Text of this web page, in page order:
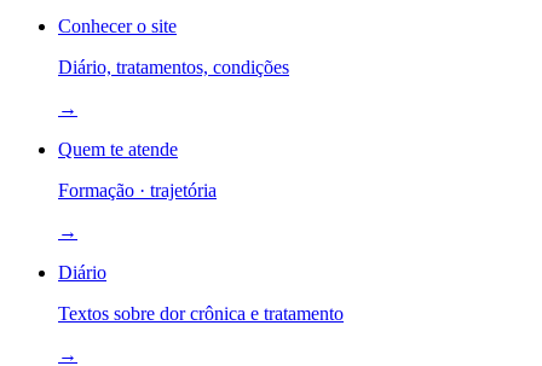
Conhecer o site
Diário, tratamentos, condições
→
Quem te atende
Formação · trajetória
→
Diário
Textos sobre dor crônica e tratamento
→